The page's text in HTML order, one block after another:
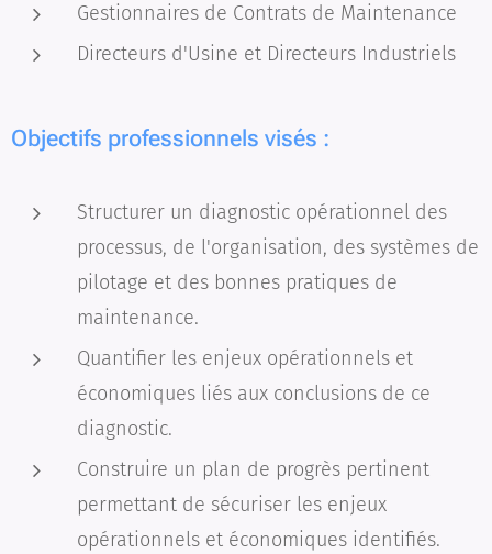
Gestionnaires de Contrats de Maintenance
Directeurs d'Usine et Directeurs Industriels
Objectifs professionnels visés :
Structurer un diagnostic opérationnel des
processus, de l'organisation, des systèmes de
pilotage et des bonnes pratiques de
maintenance.
Quantifier les enjeux opérationnels et
économiques liés aux conclusions de ce
diagnostic.
Construire un plan de progrès pertinent
permettant de sécuriser les enjeux
opérationnels et économiques identifiés.